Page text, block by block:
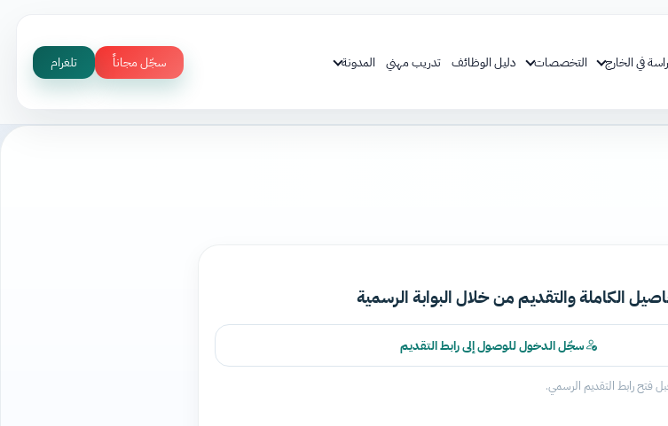
في الخارج التخصصات دليل الوظائف تدريب مهني المدونة سجّل مجاناً تلغرام
الكاملة والتقديم من خلال البوابة الرسمية
سجّل الدخول للوصول إلى رابط التقديم
فتح رابط التقديم الرسمي.